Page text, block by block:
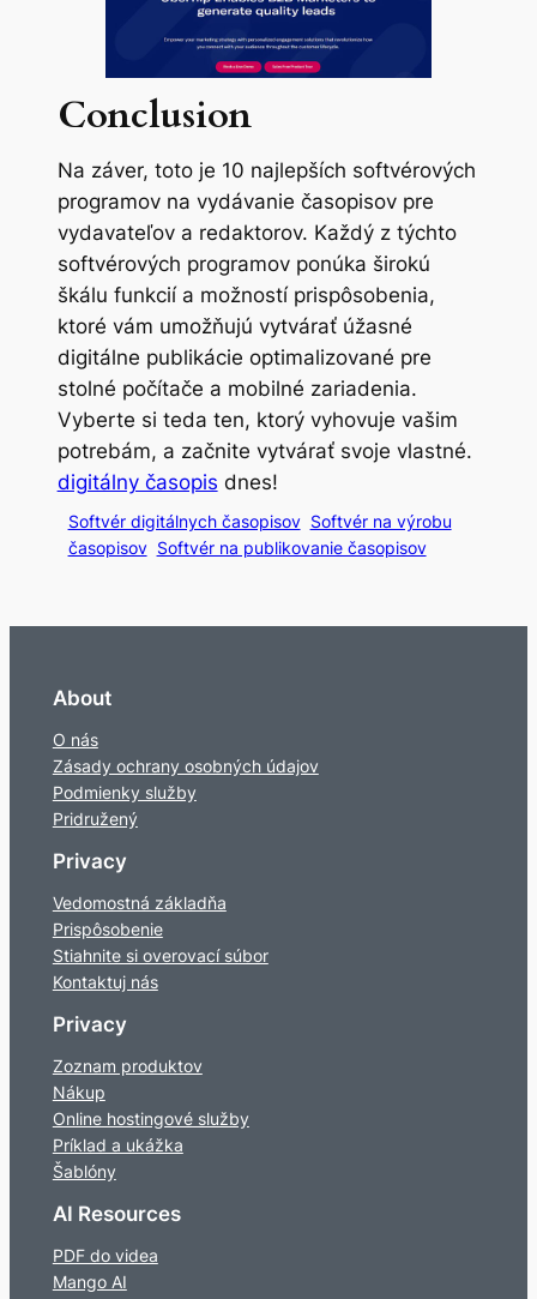
Conclusion
Na záver, toto je 10 najlepších softvérových
programov na vydávanie časopisov pre
vydavateľov a redaktorov. Každý z týchto
softvérových programov ponúka širokú
škálu funkcií a možností prispôsobenia,
ktoré vám umožňujú vytvárať úžasné
digitálne publikácie optimalizované pre
stolné počítače a mobilné zariadenia.
Vyberte si teda ten, ktorý vyhovuje vašim
potrebám, a začnite vytvárať svoje vlastné.
digitálny časopis dnes!
Softvér digitálnych časopisov Softvér na výrobu
časopisov Softvér na publikovanie časopisov
About
O nás
Zásady ochrany osobných údajov
Podmienky služby
Pridružený
Privacy
Vedomostná základňa
Prispôsobenie
Stiahnite si overovací súbor
Kontaktuj nás
Privacy
Zoznam produktov
Nákup
Online hostingové služby
Príklad a ukážka
Šablóny
AI Resources
PDF do videa
Mango AI